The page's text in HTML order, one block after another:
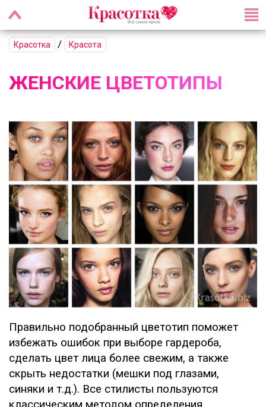
Красотка / Красота
ЖЕНСКИЕ ЦВЕТОТИПЫ
Правильно подобранный цветотип поможет
избежать ошибок при выборе гардероба,
сделать цвет лица более свежим, а также
скрыть недостатки (мешки под глазами,
синяки и т.д.). Все стилисты пользуются